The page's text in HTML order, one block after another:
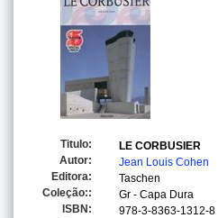
Titulo:
LE CORBUSIER
Autor:
Jean Louis Cohen
Editora:
Taschen
Coleção::
Gr - Capa Dura
ISBN:
978-3-8363-1312-8